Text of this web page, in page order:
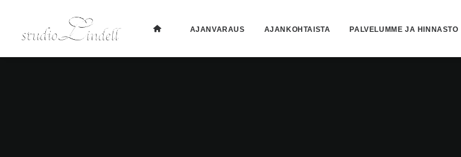
AJANVARAUS AJANKOHTAISTA PALVELUMME JA HINNASTO